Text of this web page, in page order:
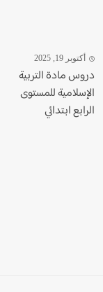
أكتوبر 19, 2025
دروس مادة التربية
الإسلامية للمستوى
الرابع ابتدائي